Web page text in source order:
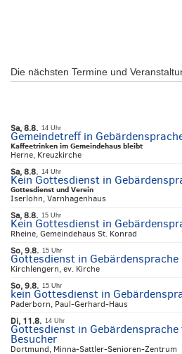
Die nächsten Termine und
Sa, 8.8. 14 Uhr
Gemeindetreff in
Kaffeetrinken im Gemeindehaus bleibt
Herne, Kreuzkirche
Sa, 8.8. 14 Uhr
Kein Gottesdienst in
Gottesdienst und Verein
Iserlohn, Varnhagenhaus
Sa, 8.8. 15 Uhr
Kein Gottesdienst in
Rheine, Gemeindehaus St. Konrad
So, 9.8. 15 Uhr
Gottesdienst in Gebärdensprache
Kirchlengern, ev. Kirche
So, 9.8. 15 Uhr
kein Gottesdienst in
Paderborn, Paul-Gerhard-Haus
Di, 11.8. 14 Uhr
Gottesdienst in
Besucher
Dortmund, Minna-Sattler-Senioren-Zentrum